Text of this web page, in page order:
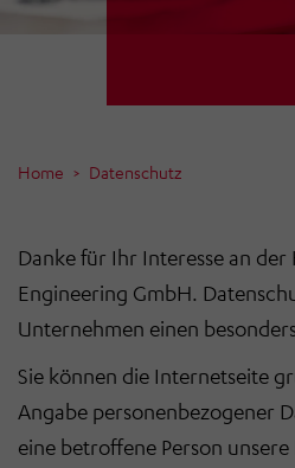
Home Datenschutz
Danke für Ihr Interesse an der
Engineering GmbH.
Unternehmen einen
Sie können die Internetseite
Angabe personenbezogener
eine betroffene Person